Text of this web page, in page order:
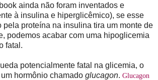
ainda não foram inventados e
à insulina e hiperglicêmico), se esse
pela proteína na insulina tira um monte de
podemos acabar com uma hipoglicemia
fatal.
potencialmente fatal na glicemia, o
hormônio chamado glucagon. Glucagon